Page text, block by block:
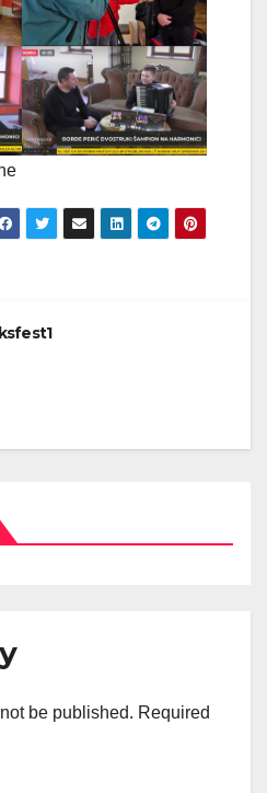
be published. Required